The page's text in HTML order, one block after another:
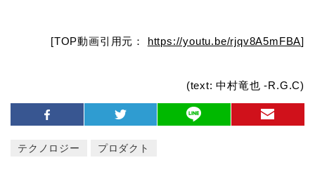
[TOP動画引用元： https://youtu.be/rjqv8A5mFBA]
(text: 中村竜也 -R.G.C)
テクノロジー プロダクト